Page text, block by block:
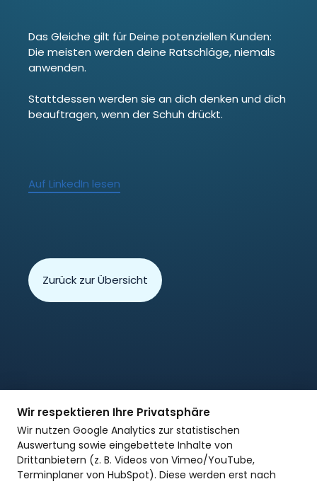
Das Gleiche gilt für Deine potenziellen Kunden:
Die meisten werden deine Ratschläge, niemals
anwenden.
Stattdessen werden sie an dich denken und dich
beauftragen, wenn der Schuh drückt.
Auf LinkedIn lesen
Zurück zur Übersicht
DATENSCHUTZ
Wir respektieren Ihre Privatsphäre
Wir nutzen Google Analytics zur statistischen
Auswertung sowie eingebettete Inhalte von
Drittanbietern (z. B. Videos von Vimeo/YouTube,
Terminplaner von HubSpot). Diese werden erst nach